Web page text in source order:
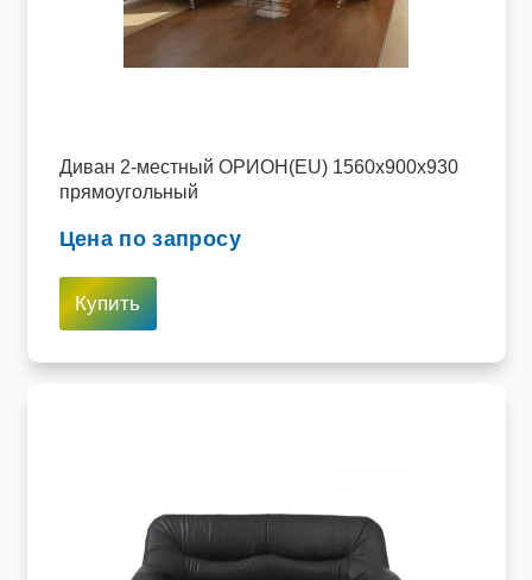
Диван 2-местный ОРИОН(EU) 1560х900х930
прямоугольный
Цена по запросу
Купить